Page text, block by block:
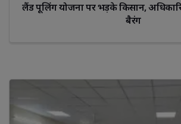
लैंड पूलिंग योजना पर भड़के किसान,
बैरंग